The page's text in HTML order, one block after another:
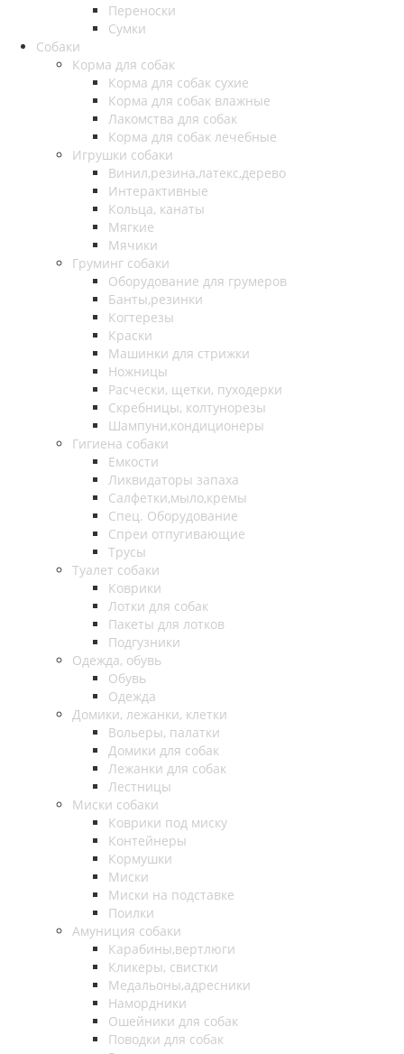
Переноски
Сумки
Собаки
Корма для собак
Корма для собак сухие
Корма для собак влажные
Лакомства для собак
Корма для собак лечебные
Игрушки собаки
Винил,резина,латекс,дерево
Интерактивные
Кольца, канаты
Мягкие
Мячики
Груминг собаки
Оборудование для грумеров
Банты,резинки
Когтерезы
Краски
Машинки для стрижки
Ножницы
Расчески, щетки, пуходерки
Скребницы, колтунорезы
Шампуни,кондиционеры
Гигиена собаки
Емкости
Ликвидаторы запаха
Салфетки,мыло,кремы
Спец. Оборудование
Спреи отпугивающие
Трусы
Туалет собаки
Коврики
Лотки для собак
Пакеты для лотков
Подгузники
Одежда, обувь
Обувь
Одежда
Домики, лежанки, клетки
Вольеры, палатки
Домики для собак
Лежанки для собак
Лестницы
Миски собаки
Коврики под миску
Контейнеры
Кормушки
Миски
Миски на подставке
Поилки
Амуниция собаки
Карабины,вертлюги
Кликеры, свистки
Медальоны,адресники
Намордники
Ошейники для собак
Поводки для собак